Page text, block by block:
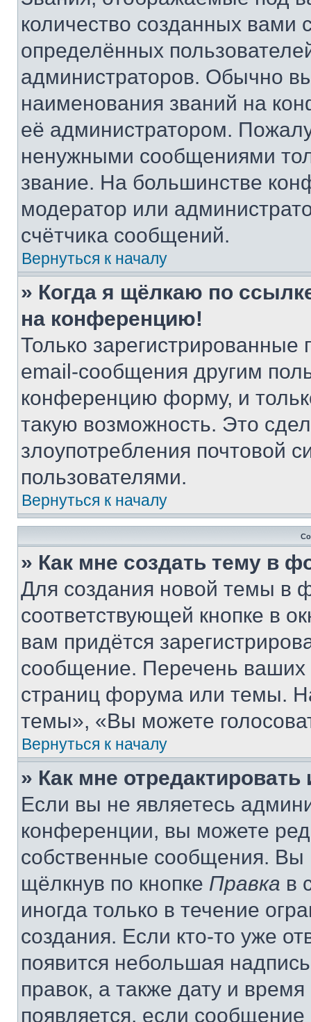
количество созданных
определённых
администраторов. Обычно
наименования званий на
её администратором.
ненужными сообщениями
звание. На большинстве
модератор или
счётчика сообщений.
Вернуться к началу
» Когда я щёлкаю по
на конференцию!
Только зарегистрированные
email-сообщения другим
конференцию форму, и
такую возможность. Это
злоупотребления почтовой
пользователями.
Вернуться к началу
» Как мне создать тему в
Для создания новой темы в
соответствующей кнопке в
вам придётся
сообщение. Перечень ваших
страниц форума или темы.
темы», «Вы можете
Вернуться к началу
» Как мне
Если вы не являетесь
конференции, вы можете
собственные сообщения. Вы
щёлкнув по кнопке Правка в
иногда только в течение
создания. Если кто-то уже
появится небольшая
правок, а также дату и
появляется, если